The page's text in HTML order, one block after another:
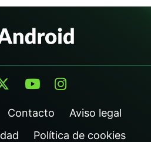
Contacto
Aviso legal
Política de cookies